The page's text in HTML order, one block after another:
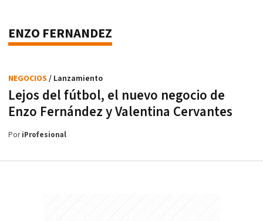
ENZO FERNANDEZ
Lejos del fútbol, el nuevo negocio de
Enzo Fernández y Valentina Cervantes
NEGOCIOS / Lanzamiento
PoriProfesional